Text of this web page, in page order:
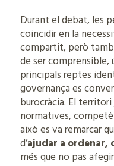
Durant el debat, les
coincidir en la
compartit, però
de ser comprensible,
principals reptes
governança es
burocràcia. El
normatives,
això es va remarcar
d’ajudar a ordenar,
més que no pas